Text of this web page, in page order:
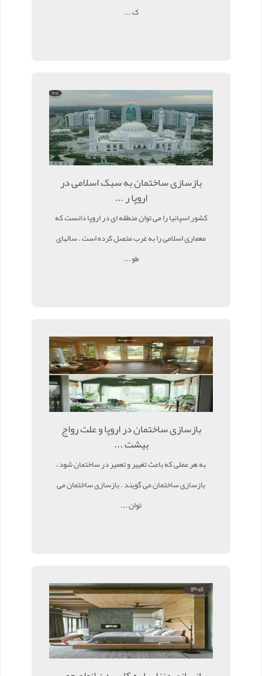
ک ...
بازسازی ساختمان به سبک اسلامی در
اروپا ر ...
کشور اسپانیا را می توان منطقه ای در اروپا دانست که
معماری اسلامی را به غرب متصل کرده است . سالهای
طو ...
بازسازی ساختمان در اروپا و علت رواج
بیشت ...
به هر عملی که باعث تغییر و تعمیر در ساختمان شود ،
بازسازی ساختمان می گویند . بازسازی ساختمان می
توان ...